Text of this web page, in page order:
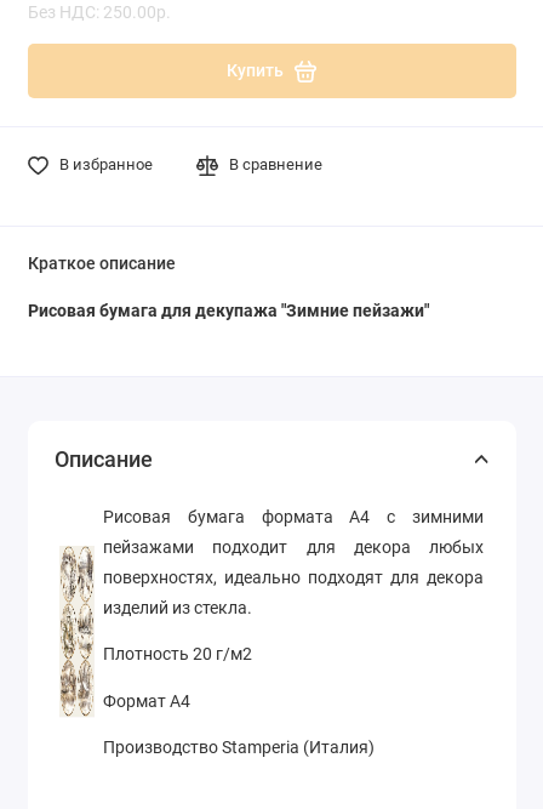
Без НДС: 250.00р.
Купить
В избранное В сравнение
Краткое описание
Рисовая бумага для декупажа "Зимние пейзажи"
Описание
Рисовая бумага формата А4 с зимними
пейзажами подходит для декора любых
поверхностях, идеально подходят для декора
изделий из стекла.
Плотность 20 г/м2
Формат А4
Производство Stamperia (Италия)